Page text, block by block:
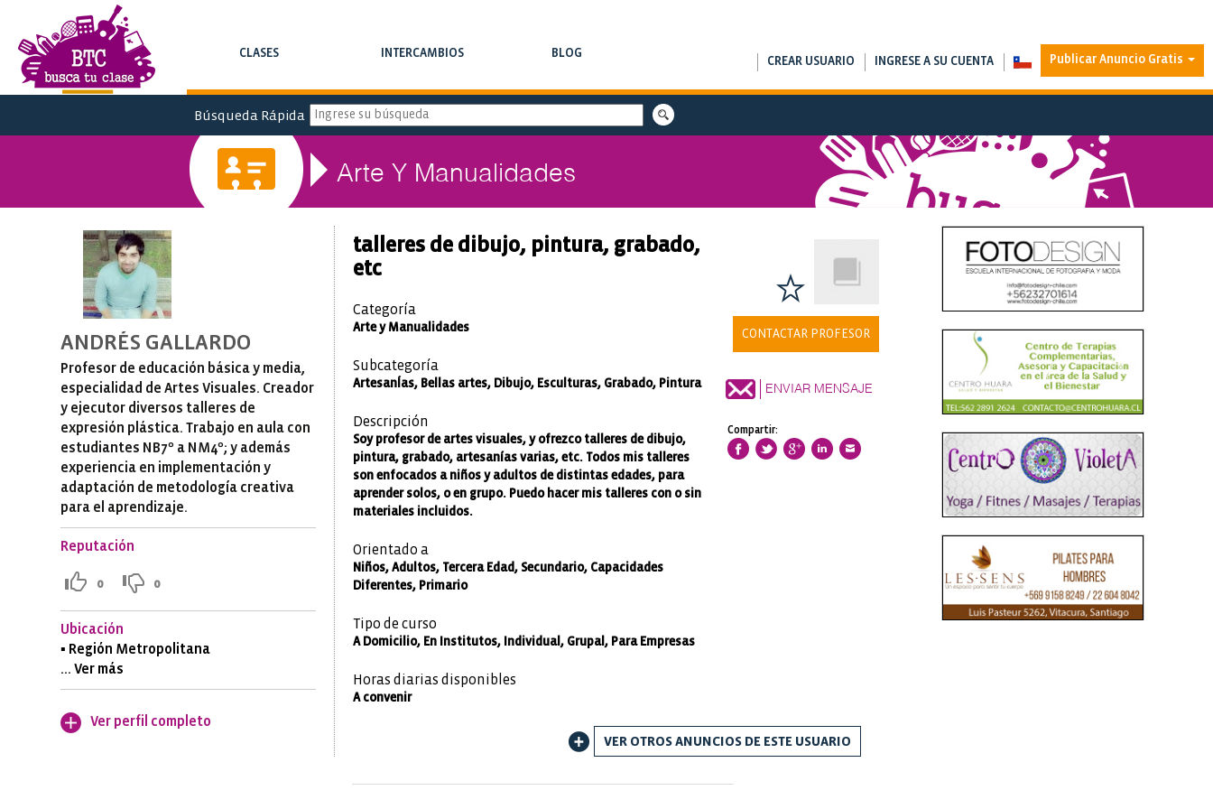
CLASES INTERCAMBIOS BLOG
Publicar Anuncio Gratis
CREAR USUARIO INGRESE A SU CUENTA
Búsqueda Rápida
Arte Y Manualidades
ANDRÉS GALLARDO
Profesor de educación básica y media,
especialidad de Artes Visuales. Creador
y ejecutor diversos talleres de
expresión plástica. Trabajo en aula con
estudiantes NB7º a NM4º; y además
experiencia en implementación y
adaptación de metodología creativa
para el aprendizaje.
Reputación
0 0
Ubicación
▪ Región Metropolitana
... Ver más
Ver perfil completo
CONTACTAR PROFESOR
ENVIAR MENSAJE
Compartir:
talleres de dibujo, pintura, grabado,
etc
Categoría
Arte y Manualidades
Subcategoría
ArtesanÍas, Bellas artes, Dibujo, Esculturas, Grabado, Pintura
Descripción
Soy profesor de artes visuales, y ofrezco talleres de dibujo,
pintura, grabado, artesanías varias, etc. Todos mis talleres
son enfocados a niños y adultos de distintas edades, para
aprender solos, o en grupo. Puedo hacer mis talleres con o sin
materiales incluidos.
Orientado a
Niños, Adultos, Tercera Edad, Secundario, Capacidades
Diferentes, Primario
Tipo de curso
A Domicilio, En Institutos, Individual, Grupal, Para Empresas
Horas diarias disponibles
A convenir
VER OTROS ANUNCIOS DE ESTE USUARIO